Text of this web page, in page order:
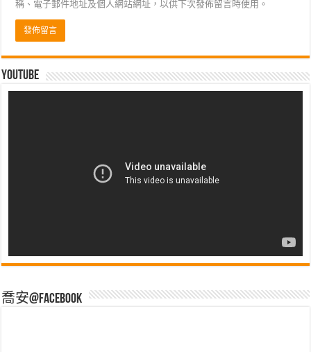
稱、電子郵件地址及個人網站網址，以供下次發佈留言時使用。
Youtube
喬安@Facebook